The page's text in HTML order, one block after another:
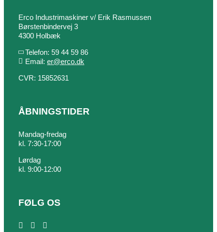
Erco Industrimaskiner v/ Erik Rasmussen
Børstenbindervej 3
4300 Holbæk
Telefon: 59 44 59 86
Email: er@erco.dk
CVR: 15852631
ÅBNINGSTIDER
Mandag-fredag
kl. 7:30-17:00
Lørdag
kl. 9:00-12:00
FØLG OS